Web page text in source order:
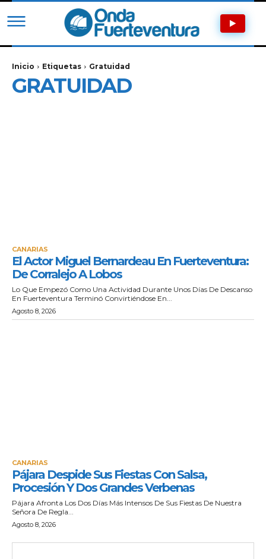
Inicio Etiquetas Gratuidad
GRATUIDAD
CANARIAS
El Actor Miguel Bernardeau En Fuerteventura:
De Corralejo A Lobos
Lo Que Empezó Como Una Actividad Durante Unos Días De Descanso
En Fuerteventura Terminó Convirtiéndose En...
Agosto 8, 2026
CANARIAS
Pájara Despide Sus Fiestas Con Salsa,
Procesión Y Dos Grandes Verbenas
Pájara Afronta Los Dos Días Más Intensos De Sus Fiestas De Nuestra
Señora De Regla...
Agosto 8, 2026